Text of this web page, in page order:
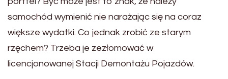
samochód wymienić nie narażając się na coraz
większe wydatki. Co jednak zrobić ze starym
rzęchem? Trzeba je zezłomować w
licencjonowanej Stacji Demontażu Pojazdów.